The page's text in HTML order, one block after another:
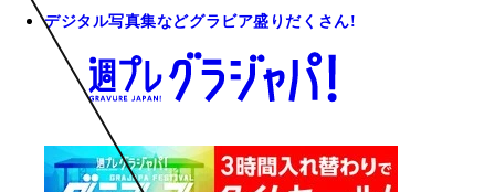
デジタル写真集などグラビア盛りだくさん!